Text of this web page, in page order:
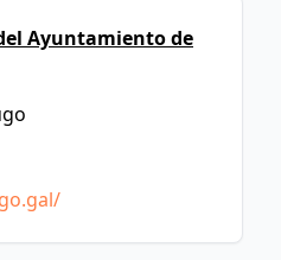
Ayuntamiento de